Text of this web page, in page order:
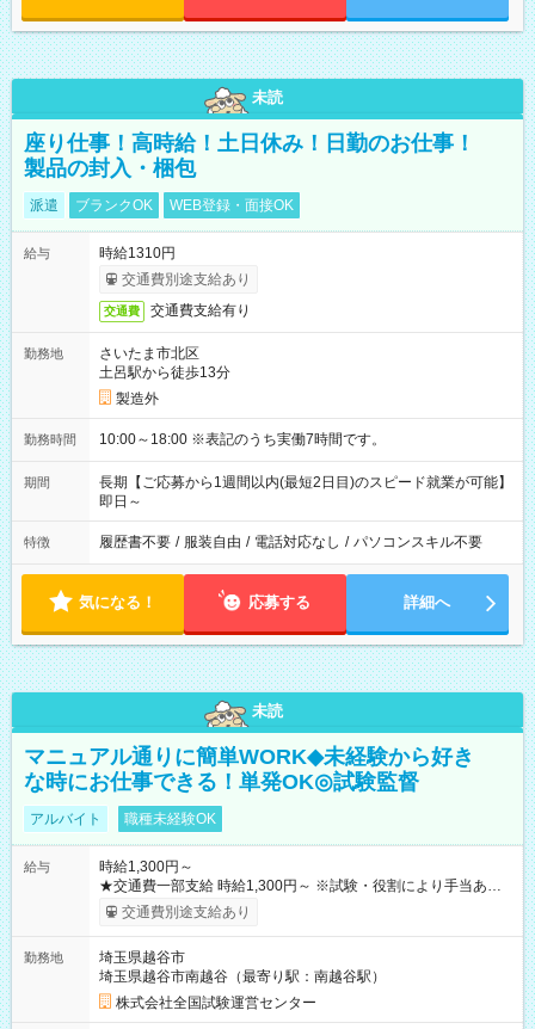
未読
座り仕事！高時給！土日休み！日勤のお仕事！
製品の封入・梱包
派遣 ブランクOK WEB登録・面接OK
給与
時給1310円
交通費別途支給あり
交通費 交通費支給有り
勤務地
さいたま市北区
土呂駅から徒歩13分
製造外
勤務時間 10:00～18:00 ※表記のうち実働7時間です。
期間
長期【ご応募から1週間以内(最短2日目)のスピード就業が可能】
即日～
特徴 履歴書不要 / 服装自由 / 電話対応なし / パソコンスキル不要
気になる！ 応募する 詳細へ
未読
マニュアル通りに簡単WORK◆未経験から好き
な時にお仕事できる！単発OK◎試験監督
アルバイト 職種未経験OK
給与
時給1,300円～
★交通費一部支給 時給1,300円～ ※試験・役割により手当あり
※勤務回数により昇給あり 【即給（前払い）オプションあ
り！】 希望される場合、勤務から1週間ほどで給与の一部を受け
例】 ・河合塾模擬試験 8:30～17:30（休憩1時間） 時給1,300円
×8時間＝日収10,400円＋交通費 ※当日の役割により時給＋100
円の場合あり ・国家試験 7:00～13:30（休憩なし） 時給1,300
円（役割手当＋100円）×6時間＝日収8,400円＋交通費 【試用期
交通費別途支給あり
勤務地
埼玉県越谷市
埼玉県越谷市南越谷（最寄り駅：南越谷駅）
株式会社全国試験運営センター